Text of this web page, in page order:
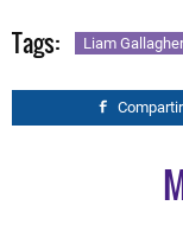
Tags: Liam Gallagher
Compartir